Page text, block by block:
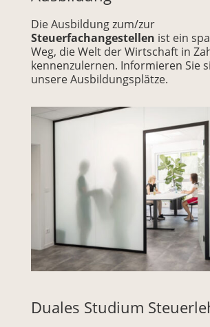
Die Ausbildung zum/zur
Steuerfachangestellen ist ein
Weg, die Welt der Wirtschaft in
kennenzulernen. Informieren Sie
unsere Ausbildungsplätze.
Duales Studium